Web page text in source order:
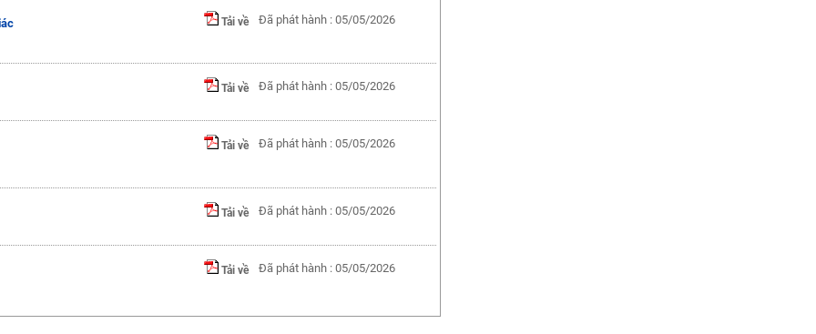
Tải về Đã phát hành : 05/05/2026
Tải về Đã phát hành : 05/05/2026
Tải về Đã phát hành : 05/05/2026
Tải về Đã phát hành : 05/05/2026
Tải về Đã phát hành : 05/05/2026